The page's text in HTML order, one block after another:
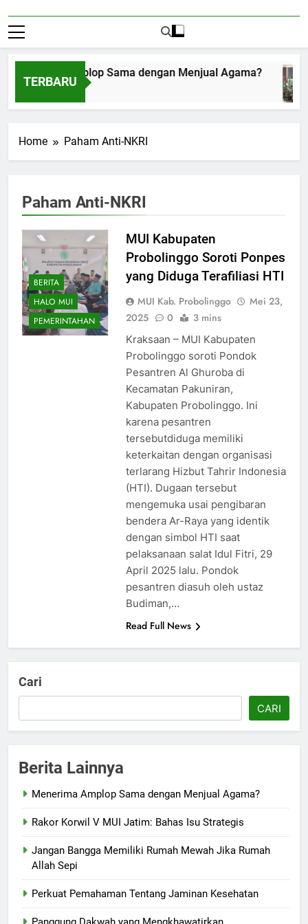
TERBARU
Menerima Amplop Sama dengan Menjual Agama?
Agustus 1, 2026
Home Paham Anti-NKRI
Paham Anti-NKRI
BERITA
HALO MUI
PEMERINTAHAN
MUI Kabupaten
Probolinggo Soroti Ponpes
yang Diduga Terafiliasi HTI
MUI Kab. Probolinggo
Mei 23,
2025
0 3 mins
Kraksaan – MUI Kabupaten
Probolinggo soroti Pondok
Pesantren Al Ghuroba di
Kecamatan Pakuniran,
Kabupaten Probolinggo. Ini
karena pesantren
tersebutdiduga memiliki
keterkaitan dengan organisasi
terlarang Hizbut Tahrir Indonesia
(HTI). Dugaan tersebut
mengemuka usai pengibaran
bendera Ar-Raya yang identik
dengan simbol HTI saat
pelaksanaan salat Idul Fitri, 29
April 2025 lalu. Pondok
pesantren diasuh oleh ustaz
Budiman,…
Read Full News
Cari
CARI
Berita Lainnya
Menerima Amplop Sama dengan Menjual Agama?
Rakor Korwil V MUI Jatim: Bahas Isu Strategis
Jangan Bangga Memiliki Rumah Mewah Jika Rumah
Allah Sepi
Perkuat Pemahaman Tentang Jaminan Kesehatan